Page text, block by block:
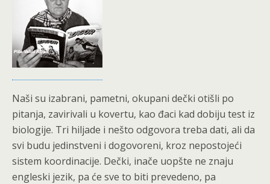
Naši su izabrani, pametni, okupani dečki otišli po
pitanja, zavirivali u kovertu, kao đaci kad dobiju test iz
biologije. Tri hiljade i nešto odgovora treba dati, ali da
svi budu jedinstveni i dogovoreni, kroz nepostojeći
sistem koordinacije. Dečki, inače uopšte ne znaju
engleski jezik, pa će sve to biti prevedeno, pa